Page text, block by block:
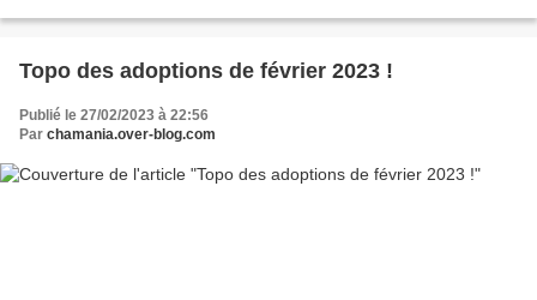
Topo des adoptions de février 2023 !
Publié le 27/02/2023 à 22:56
Par chamania.over-blog.com